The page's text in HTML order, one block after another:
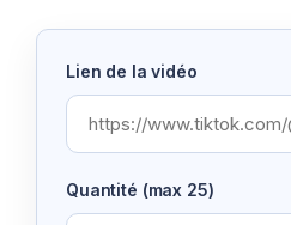
Lien de la vidéo
Quantité (max 25)